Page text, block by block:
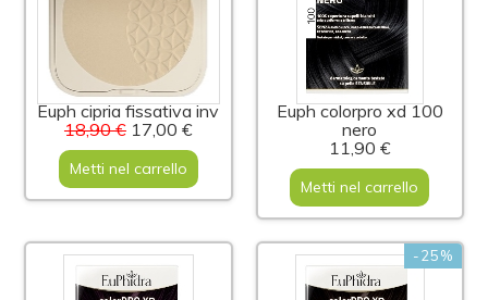
Euph cipria fissativa inv
18,90 €17,00 €
Metti nel carrello
Euph colorpro xd 100
nero
11,90 €
Metti nel carrello
-25%